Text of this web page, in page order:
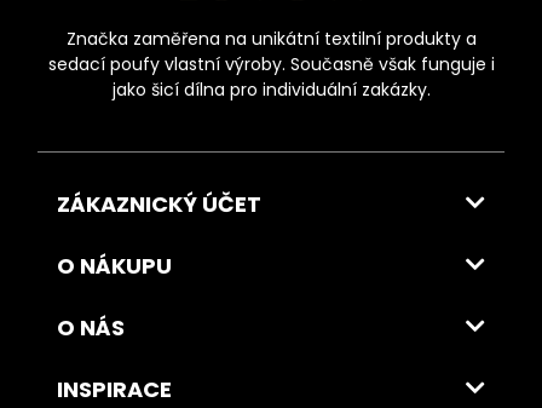
Značka zaměřena na unikátní textilní produkty a
sedací poufy vlastní výroby. Současně však funguje i
jako šicí dílna pro individuální zakázky.
ZÁKAZNICKÝ ÚČET
O NÁKUPU
O NÁS
INSPIRACE